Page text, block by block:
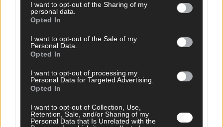
I want to opt-out of the Sharing of my
personal data.
Opted In
I want to opt-out of the Sale of my
Personal Data.
Opted In
I want to opt-out of processing my
Personal Data for Targeted Advertising.
Opted In
I want to opt-out of Collection, Use,
Retention, Sale, and/or Sharing of my
Personal Data that Is Unrelated with the
Bulgarien hat gewonnen – aber der ESC 2026
Mai 2026
EUROVISION
ESC-Finale 2026: DARA siegt für Bulgarien – Finnland